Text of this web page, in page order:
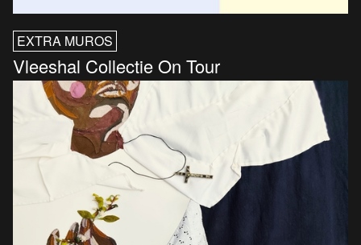
EXTRA MUROS
Vleeshal Collectie On Tour